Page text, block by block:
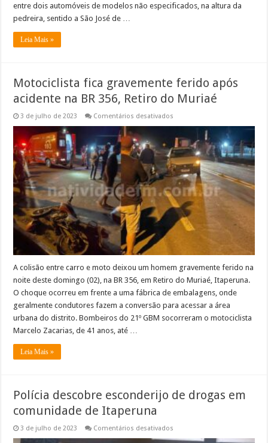
entre dois automóveis de modelos não especificados, na altura da
pedreira, sentido a São José de …
Leia Mais »
Motociclista fica gravemente ferido após
acidente na BR 356, Retiro do Muriaé
3 de julho de 2023 Comentários desativados
gravemente
ferido
após
acidente
na
BR
356,
Retiro
do
Muriaé
A colisão entre carro e moto deixou um homem gravemente ferido na
noite deste domingo (02), na BR 356, em Retiro do Muriaé, Itaperuna.
O choque ocorreu em frente a uma fábrica de embalagens, onde
geralmente condutores fazem a conversão para acessar a área
urbana do distrito. Bombeiros do 21º GBM socorreram o motociclista
Marcelo Zacarias, de 41 anos, até …
Leia Mais »
Polícia descobre esconderijo de drogas em
comunidade de Itaperuna
3 de julho de 2023 Comentários desativados